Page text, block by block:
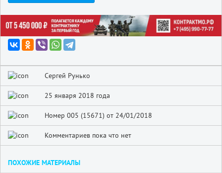
Сергей Рунько
25 января 2018 года
Номер 005 (15671) от 24/01/2018
Комментариев пока что нет
ПОХОЖИЕ МАТЕРИАЛЫ